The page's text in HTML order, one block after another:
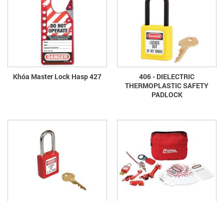
Khóa Master Lock Hasp 427
406 - DIELECTRIC
THERMOPLASTIC SAFETY
PADLOCK